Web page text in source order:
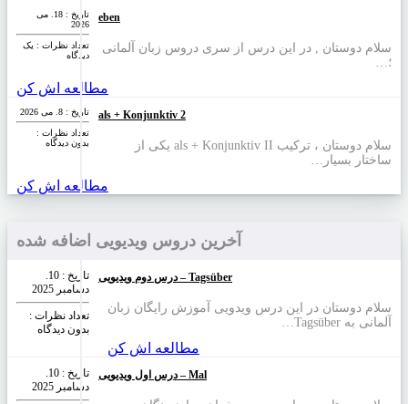
تاریخ : 18. می
2026
تعداد نظرات‌ : یک
دیدگاه
eben
سلام دوستان , در این درس از سری دروس زبان آلمانی
؛…
مطالعه اش کن
تاریخ : 8. می 2026
تعداد نظرات‌ :
بدون دیدگاه
als + Konjunktiv 2
سلام دوستان ، ترکیب als + Konjunktiv II یکی از
ساختار بسیار…
مطالعه اش کن
آخرین دروس ویدیویی اضافه شده
تاریخ : 10.
دسامبر 2025
تعداد نظرات‌ :
بدون دیدگاه
درس دوم ویدیویی – Tagsüber
سلام دوستان در این درس ویدویی آموزش رایگان زبان
آلمانی به Tagsüber…
مطالعه اش کن
تاریخ : 10.
دسامبر 2025
درس اول ویدیویی – Mal